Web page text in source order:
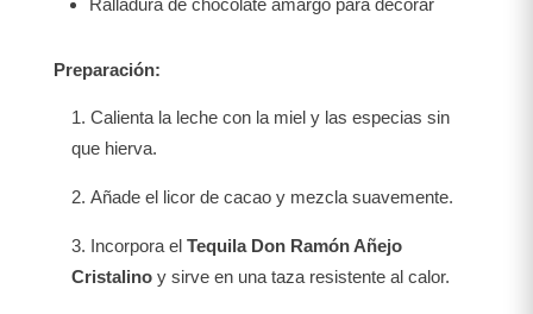
Ralladura de chocolate amargo para decorar
Preparación:
Calienta la leche con la miel y las especias sin
que hierva.
Añade el licor de cacao y mezcla suavemente.
Incorpora el Tequila Don Ramón Añejo
Cristalino y sirve en una taza resistente al calor.